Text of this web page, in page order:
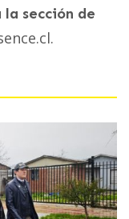
sección de